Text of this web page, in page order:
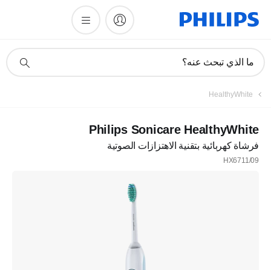
دعم
ما الذي تبحث عنه؟
HealthyWhite
Philips Sonicare HealthyWhite
فرشاة كهربائية بتقنية الاهتزازات الصوتية
HX6711/09